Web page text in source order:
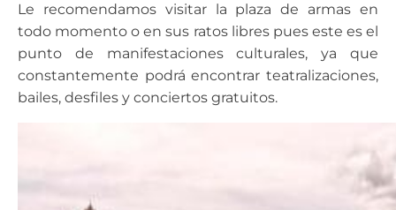
Le recomendamos visitar la plaza de armas en
todo momento o en sus ratos libres pues este es el
punto de manifestaciones culturales, ya que
constantemente podrá encontrar teatralizaciones,
bailes, desfiles y conciertos gratuitos.